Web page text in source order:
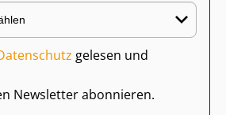
gelesen und
Newsletter abonnieren.